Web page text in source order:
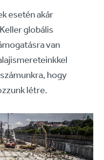
esetén akár
globális
van
hogy
létre.